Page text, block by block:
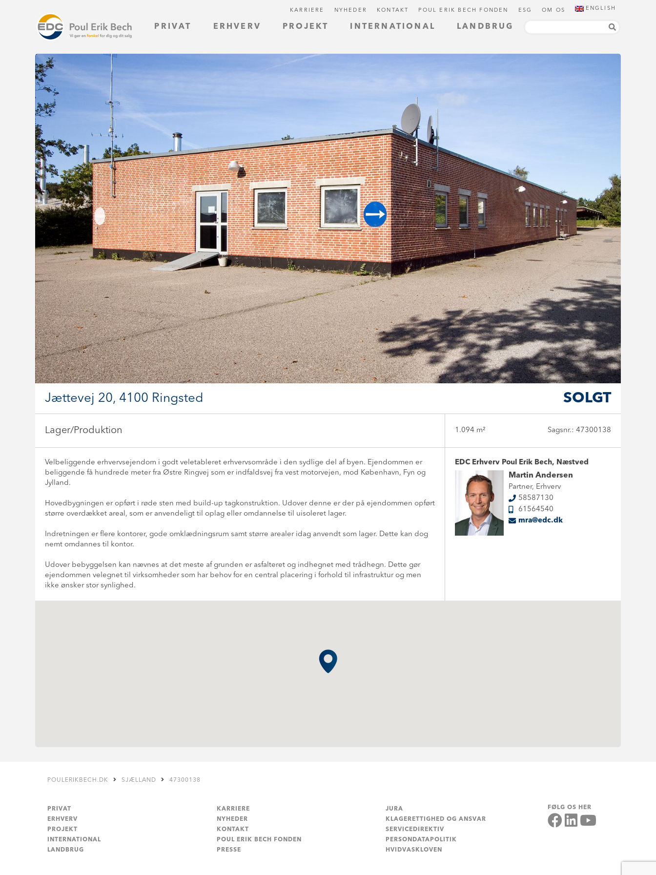
PRIVAT ERHVERV PROJEKT INTERNATIONAL LANDBRUG
KARRIERE NYHEDER KONTAKT POUL ERIK BECH FONDEN ESG OM OS ENGLISH
SOLGT
Jættevej 20, 4100 Ringsted
Lager/Produktion 1.094 m² Sagsnr.: 47300138
Velbeliggende erhvervsejendom i godt veletableret erhvervsområde i den sydlige del af byen. Ejendommen er
beliggende få hundrede meter fra Østre Ringvej som er indfaldsvej fra vest motorvejen, mod København, Fyn og
Jylland.
Hovedbygningen er opført i røde sten med build-up tagkonstruktion. Udover denne er der på ejendommen opført
større overdækket areal, som er anvendeligt til oplag eller omdannelse til uisoleret lager.
Indretningen er flere kontorer, gode omklædningsrum samt større arealer idag anvendt som lager. Dette kan dog
nemt omdannes til kontor.
Udover bebyggelsen kan nævnes at det meste af grunden er asfalteret og indhegnet med trådhegn. Dette gør
ejendommen velegnet til virksomheder som har behov for en central placering i forhold til infrastruktur og men
ikke ønsker stor synlighed.
EDC Erhverv Poul Erik Bech, Næstved
Martin Andersen
Partner, Erhverv
58587130
61564540
mra@edc.dk
POULERIKBECH.DK SJÆLLAND 47300138
PRIVAT
ERHVERV
PROJEKT
INTERNATIONAL
LANDBRUG
KARRIERE
NYHEDER
KONTAKT
POUL ERIK BECH FONDEN
PRESSE
JURA
KLAGERETTIGHED OG ANSVAR
SERVICEDIREKTIV
PERSONDATAPOLITIK
HVIDVASKLOVEN
FØLG OS HER